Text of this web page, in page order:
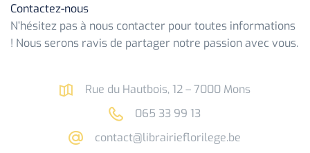
Contactez-nous
N’hésitez pas à nous contacter pour toutes informations
! Nous serons ravis de partager notre passion avec vous.
Rue du Hautbois, 12 – 7000 Mons
065 33 99 13
contact@librairieflorilege.be